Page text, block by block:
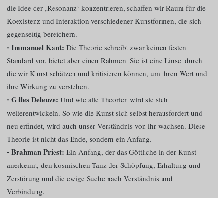
die Idee der ‚Resonanz‘ konzentrieren, schaffen wir Raum für die
Koexistenz und Interaktion verschiedener Kunstformen, die sich
gegenseitig bereichern.
⁃ Immanuel Kant: Die Theorie schreibt zwar keinen festen
Standard vor, bietet aber einen Rahmen. Sie ist eine Linse, durch
die wir Kunst schätzen und kritisieren können, um ihren Wert und
ihre Wirkung zu verstehen.
⁃ Gilles Deleuze: Und wie alle Theorien wird sie sich
weiterentwickeln. So wie die Kunst sich selbst herausfordert und
neu erfindet, wird auch unser Verständnis von ihr wachsen. Diese
Theorie ist nicht das Ende, sondern ein Anfang.
⁃ Brahman Priest: Ein Anfang, der das Göttliche in der Kunst
anerkennt, den kosmischen Tanz der Schöpfung, Erhaltung und
Zerstörung und die ewige Suche nach Verständnis und
Verbindung.